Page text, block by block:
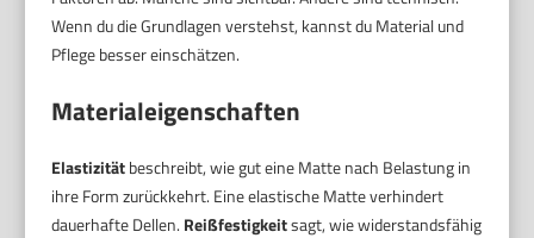
Wenn du die Grundlagen verstehst, kannst du Material und
Pflege besser einschätzen.
Materialeigenschaften
Elastizitätbeschreibt, wie gut eine Matte nach Belastung in
ihre Form zurückkehrt. Eine elastische Matte verhindert
dauerhafte Dellen. Reißfestigkeitsagt, wie widerstandsfähig